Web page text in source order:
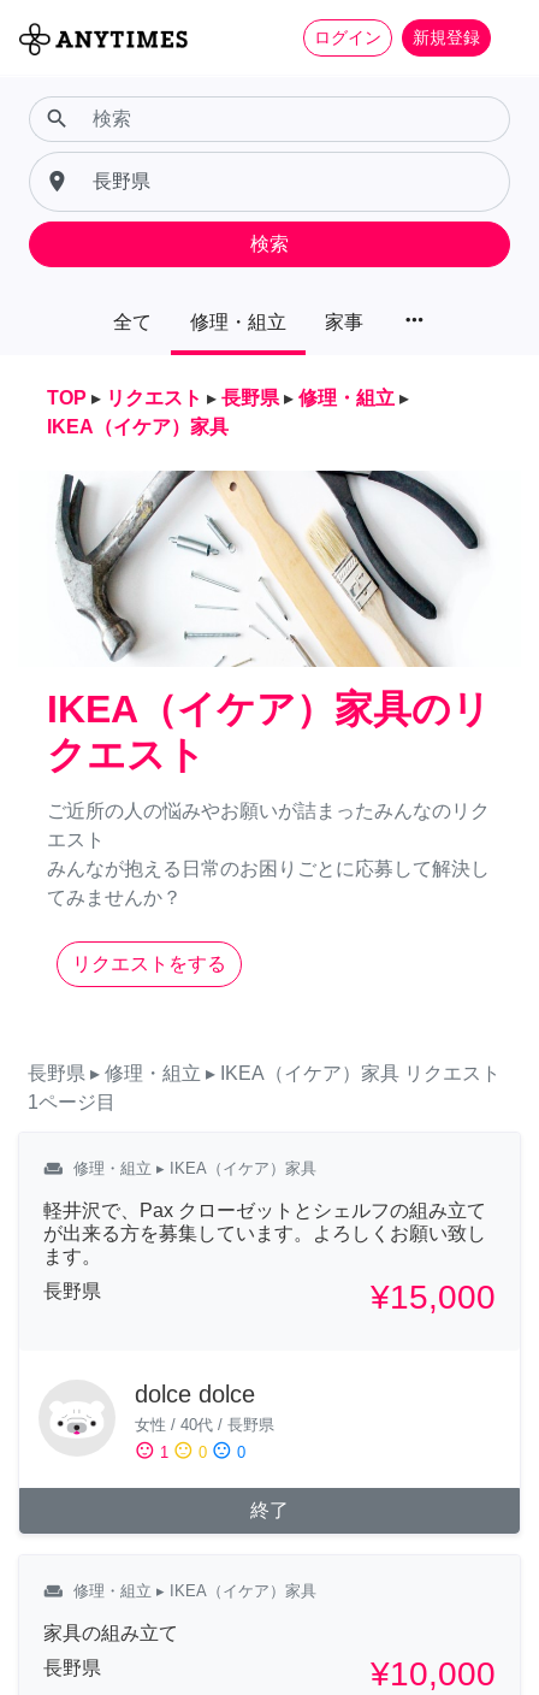
ログイン 新規登録
全て 修理・組立 家事 more_horiz
search
place
検索
TOP ▸ リクエスト ▸ 長野県 ▸ 修理・組立 ▸
IKEA（イケア）家具
IKEA（イケア）家具のリ
クエスト
ご近所の人の悩みやお願いが詰まったみんなのリク
エスト
みんなが抱える日常のお困りごとに応募して解決し
てみませんか？
リクエストをする
長野県 ▸ 修理・組立 ▸ IKEA（イケア）家具 リクエスト
1ページ目
weekend 修理・組立 ▸ IKEA（イケア）家具
軽井沢で、Pax クローゼットとシェルフの組み立て
が出来る方を募集しています。よろしくお願い致し
ます。
長野県
¥15,000
dolce dolce
女性 / 40代 / 長野県
sentiment_satisfied 1 sentiment_neutral 0 sentiment_dissatisfied 0
終了
weekend 修理・組立 ▸ IKEA（イケア）家具
家具の組み立て
長野県
¥10,000